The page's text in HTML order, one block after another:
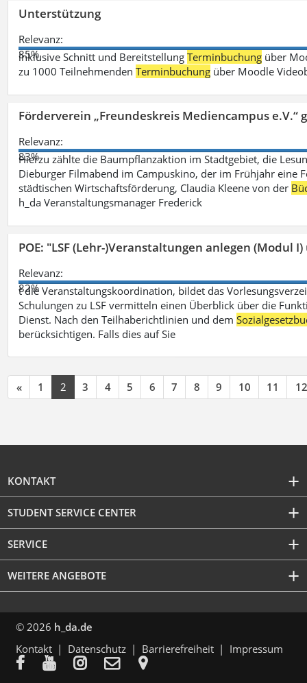
Unterstützung
Relevanz:
85%
inklusive Schnitt und BereitstellungTerminbuchung über
zu 1000 TeilnehmendenTerminbuchung über Moodle
Förderverein „Freundeskreis Mediencampus e.V.“
Relevanz:
83%
Hierzu zählte die Baumpflanzaktion im Stadtgebiet, die
Dieburger Filmabend im Campuskino, der im Frühjahr eine
städtischen Wirtschaftsförderung, Claudia Kleene von der
h_da Veranstaltungsmanager Frederick
POE: "LSF (Lehr-)Veranstaltungen anlegen (Modul
Relevanz:
82%
t die Veranstaltungskoordination, bildet das
Schulungen zu LSF vermitteln einen Überblick über die
Dienst. Nach den Teilhaberichtlinien und dem
berücksichtigen. Falls dies auf Sie
« 1 2 3 4 5 6 7 8 9 10 11 12
KONTAKT
STUDENT SERVICE CENTER
SERVICE
WEITERE ANGEBOTE
© 2026 h_da.de
Kontakt
Datenschutz Barrierefreiheit Impressum
    